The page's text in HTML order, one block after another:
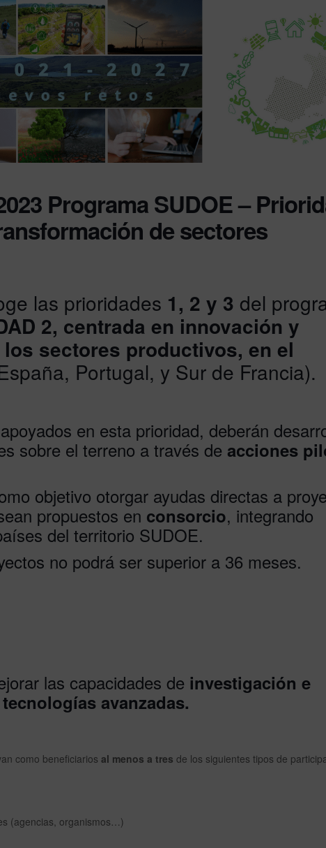
Programa SUDOE –
de sectores
las prioridades 1, 2 y 3 del
2, centrada en innovación y
sectores productivos, en el
Portugal, y Sur de Francia).
en esta prioridad, deberán
sobre el terreno a través de acciones
objetivo otorgar ayudas directas a
propuestos en consorcio, integrando
del territorio SUDOE.
no podrá ser superior a 36 meses.
las capacidades de investigación e
avanzadas.
como beneficiarios al menos a tres de los siguientes tipos de
(agencias, organismos…)